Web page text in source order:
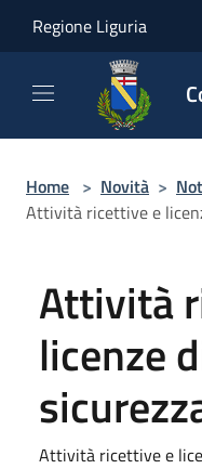
Regione Liguria
Home > Novità >
Attività ricettive e
Attività
licenze
Attività ricettive e